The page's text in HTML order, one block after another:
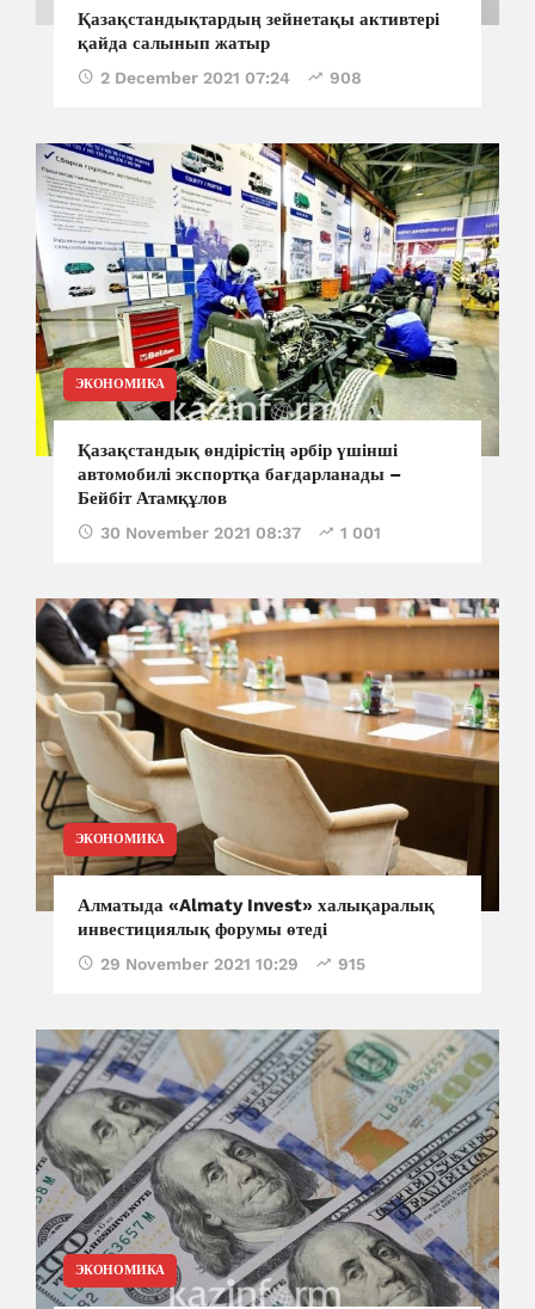
Қазақстандықтардың зейнетақы активтері
қайда салынып жатыр
2 December 2021 07:24 908
ЭКОНОМИКА
Қазақстандық өндірістің әрбір үшінші
автомобилі экспортқа бағдарланады –
Бейбіт Атамқұлов
30 November 2021 08:37 1 001
ЭКОНОМИКА
Алматыда «Almaty Invest» халықаралық
инвестициялық форумы өтеді
29 November 2021 10:29 915
ЭКОНОМИКА